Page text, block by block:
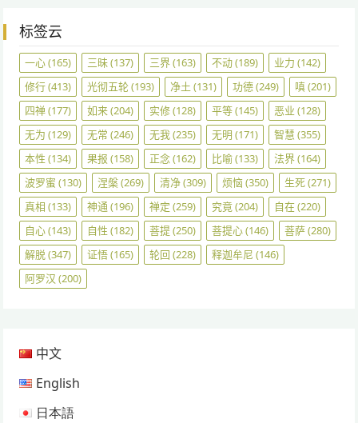
标签云
一心(165) 三昧(137) 三界(163) 不动(189) 业力 (142)
修行(413) 光彻五轮(193) 净土 (131) 功德(249) 嗔(201)
四禅(177) 如来(204) 实修(128) 平等(145) 恶业 (128)
无为 (129) 无常 (246) 无我(235) 无明 (171) 智慧 (355)
本性 (134) 果报 (158) 正念(162) 比喻(133) 法界(164)
波罗蜜 (130) 涅槃(269) 清净(309) 烦恼(350) 生死(271)
真相 (133) 神通 (196) 禅定 (259) 究竟(204) 自在(220)
自心(143) 自性 (182) 菩提(250) 菩提心(146) 菩萨(280)
解脱(347) 证悟(165) 轮回 (228) 释迦牟尼 (146)
阿罗汉 (200)
中文
English
日本語